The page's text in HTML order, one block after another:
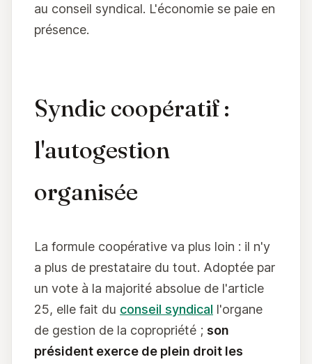
au conseil syndical. L'économie se paie en
présence.
Syndic coopératif :
l'autogestion
organisée
La formule coopérative va plus loin : il n'y
a plus de prestataire du tout. Adoptée par
un vote à la majorité absolue de l'article
25, elle fait du conseil syndical l'organe
de gestion de la copropriété ; son
président exerce de plein droit les